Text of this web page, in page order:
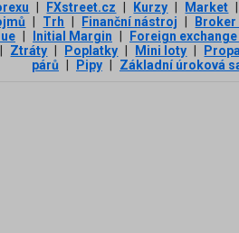
FXstreet.cz Kurzy Market
Trh Finanční nástroj
Initial Margin
Foreign
Ztráty Poplatky Mini loty
párů
Pipy Základní úroková